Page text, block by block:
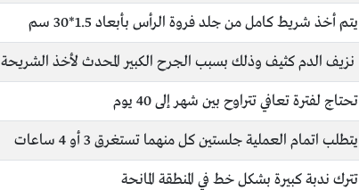
يتم أخذ شريط كامل من جلد فروة الرأس بأبعاد 1.5*30 سم
نزيف الدم كثيف وذلك بسبب الجرح الكبير المحدث لأخذ الشريحة
تحتاج لفترة تعافي تتراوح بين شهر إلى 40 يوم
يتطلب اتمام العملية جلستين كل منهما تستغرق 3 أو 4 ساعات
تترك ندبة كبيرة بشكل خط في المنطقة المانحة